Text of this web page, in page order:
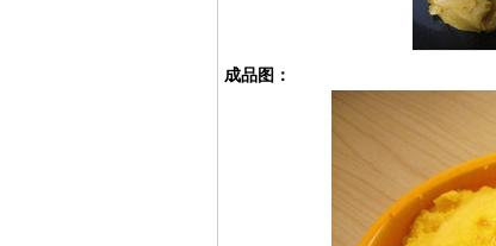
成品图：